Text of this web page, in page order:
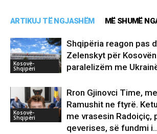
ARTIKUJ TË NGJASHËM MË SHUMË
Kosovë-
Shqipëri
Shqipëria reagon pas
Zelenskyt për
paralelizëm me
Kosovë-
Shqipëri
Rron Gjinovci Time,
Ramushit ne ftyrë.
me vrasesin Radoiçiç,
qeverises, së fundmi